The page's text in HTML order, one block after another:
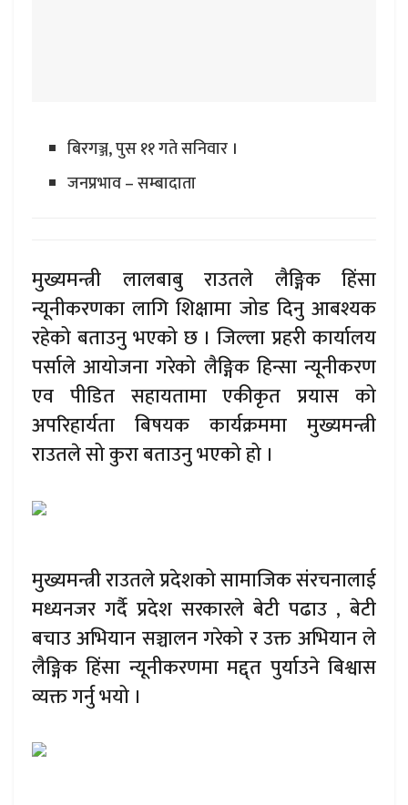
बिरगञ्ज, पुस ११ गते सनिवार ।
जनप्रभाव – सम्बादाता
मुख्यमन्त्री लालबाबु राउतले लैङ्गिक हिंसा
न्यूनीकरणका लागि शिक्षामा जोड दिनु आबश्यक
रहेको बताउनु भएको छ । जिल्ला प्रहरी कार्यालय
पर्साले आयोजना गरेको लैङ्गिक हिन्सा न्यूनीकरण
एव पीडित सहायतामा एकीकृत प्रयास को
अपरिहार्यता बिषयक कार्यक्रममा मुख्यमन्त्री
राउतले सो कुरा बताउनु भएको हो ।
मुख्यमन्त्री राउतले प्रदेशको सामाजिक संरचनालाई
मध्यनजर गर्दै प्रदेश सरकारले बेटी पढाउ , बेटी
बचाउ अभियान सञ्चालन गरेको र उक्त अभियान ले
लैङ्गिक हिंसा न्यूनीकरणमा मद्द्त पुर्याउने बिश्वास
व्यक्त गर्नु भयो ।